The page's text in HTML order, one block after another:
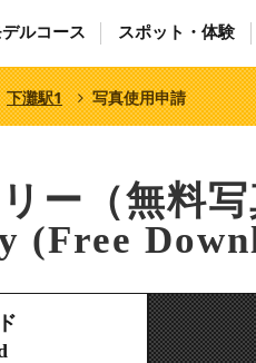
デルコース スポット・体験
下灘駅1 写真使用申請
ー（無料写
(Free